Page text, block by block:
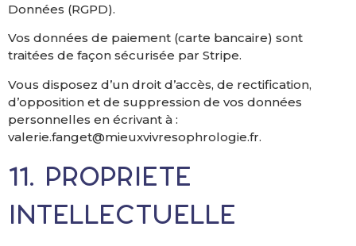
Données (RGPD).
Vos données de paiement (carte bancaire) sont
traitées de façon sécurisée par Stripe.
Vous disposez d’un droit d’accès, de rectification,
d’opposition et de suppression de vos données
personnelles en écrivant à :
valerie.fanget@mieuxvivresophrologie.fr.
11. Propriété
intellectuelle